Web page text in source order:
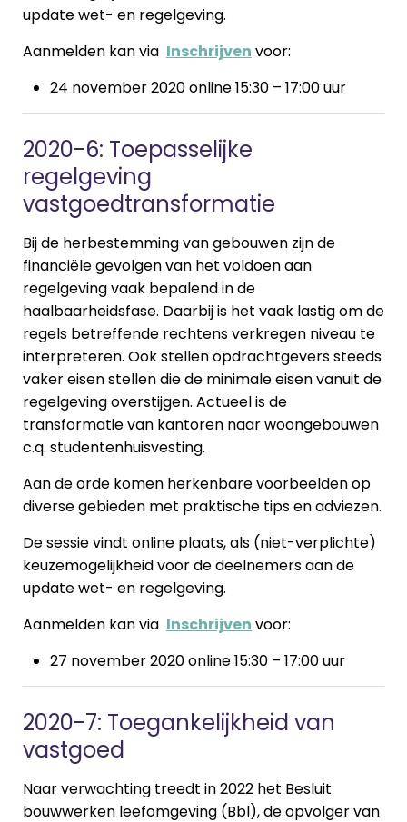
update wet- en regelgeving.
Aanmelden kan via Inschrijven voor:
24 november 2020 online 15:30 – 17:00 uur
2020-6: Toepasselijke
regelgeving
vastgoedtransformatie
Bij de herbestemming van gebouwen zijn de
financiële gevolgen van het voldoen aan
regelgeving vaak bepalend in de
haalbaarheidsfase. Daarbij is het vaak lastig om de
regels betreffende rechtens verkregen niveau te
interpreteren. Ook stellen opdrachtgevers steeds
vaker eisen stellen die de minimale eisen vanuit de
regelgeving overstijgen. Actueel is de
transformatie van kantoren naar woongebouwen
c.q. studentenhuisvesting.
Aan de orde komen herkenbare voorbeelden op
diverse gebieden met praktische tips en adviezen.
De sessie vindt online plaats, als (niet-verplichte)
keuzemogelijkheid voor de deelnemers aan de
update wet- en regelgeving.
Aanmelden kan via Inschrijven voor:
27 november 2020 online 15:30 – 17:00 uur
2020-7: Toegankelijkheid van
vastgoed
Naar verwachting treedt in 2022 het Besluit
bouwwerken leefomgeving (Bbl), de opvolger van